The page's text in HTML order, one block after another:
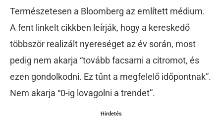
Természetesen a Bloomberg az említett médium.
A fent linkelt cikkben leírják, hogy a kereskedő
többször realizált nyereséget az év során, most
pedig nem akarja “tovább facsarni a citromot, és
ezen gondolkodni. Ez tűnt a megfelelő időpontnak”.
Nem akarja “0-ig lovagolni a trendet”.
Hirdetés